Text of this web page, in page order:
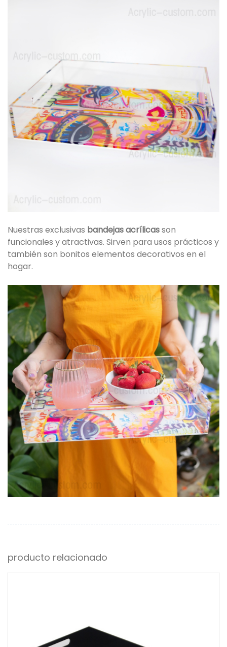
Nuestras exclusivas bandejas acrílicasson
funcionales y atractivas. Sirven para usos prácticos y
también son bonitos elementos decorativos en el
hogar.
producto relacionado